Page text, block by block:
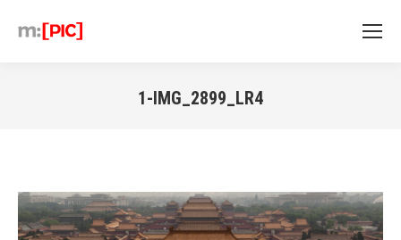
1-IMG_2899_LR4